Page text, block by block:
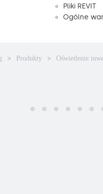
Pliki REVIT
Ogólne
Produkty Oświetlenie